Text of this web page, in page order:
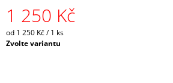
1 250 Kč
Měrná
cena:
od 1 250 Kč / 1 ks
Zvolte variantu
Kč
Původně:
2
130
Kč